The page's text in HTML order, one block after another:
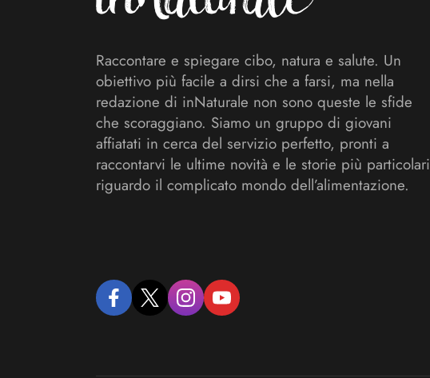
Raccontare e spiegare cibo, natura e salute. Un
obiettivo più facile a dirsi che a farsi, ma nella
redazione di inNaturale non sono queste le sfide
che scoraggiano. Siamo un gruppo di giovani
affiatati in cerca del servizio perfetto, pronti a
raccontarvi le ultime novità e le storie più particolari
riguardo il complicato mondo dell’alimentazione.
facebooktwitter instagramyoutube